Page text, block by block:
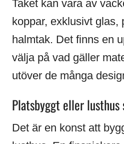
Taket kan vara av
koppar, exklusivt glas,
halmtak. Det finns en
välja på vad gäller
utöver de många
Platsbyggt eller lusthus
Det är en konst att